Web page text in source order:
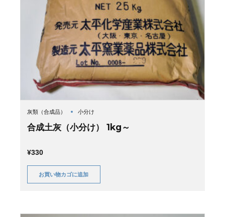
灰類（合成品） 小分け
合成土灰（小分け） 1kg～
¥330
お買い物カゴに追加